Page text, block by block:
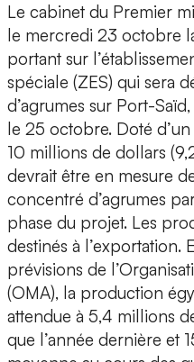
Le cabinet du Premier
le mercredi 23 octobre
portant sur
spéciale (ZES) qui sera
d’agrumes sur Port-
le 25 octobre. Doté
10 millions de dollars
devrait être en mesure
concentré d’agrumes
phase du projet. Les
destinés à
prévisions de
(OMA), la production
attendue à 5,4 millions
que l’année dernière et